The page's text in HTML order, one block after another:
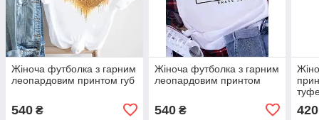
Жіноча футболка з гарним
леопардовим принтом губ
540 ₴
Жіноча футболка з гарним
леопардовим принтом
540₴ 420